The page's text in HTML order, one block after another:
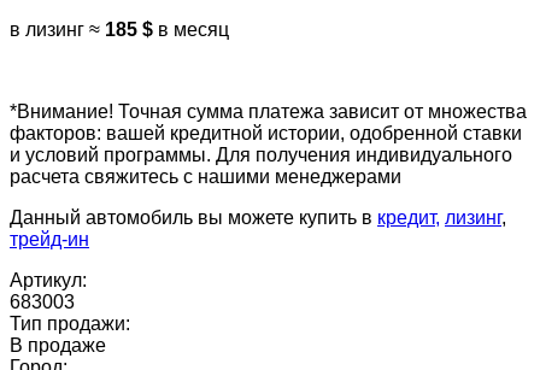
в лизинг ≈ 185 $ в месяц
*Внимание! Точная сумма платежа зависит от множества
факторов: вашей кредитной истории, одобренной ставки
и условий программы. Для получения индивидуального
расчета свяжитесь с нашими менеджерами
Данный автомобиль вы можете купить в кредит, лизинг,
трейд-ин
Артикул:
683003
Тип продажи:
В продаже